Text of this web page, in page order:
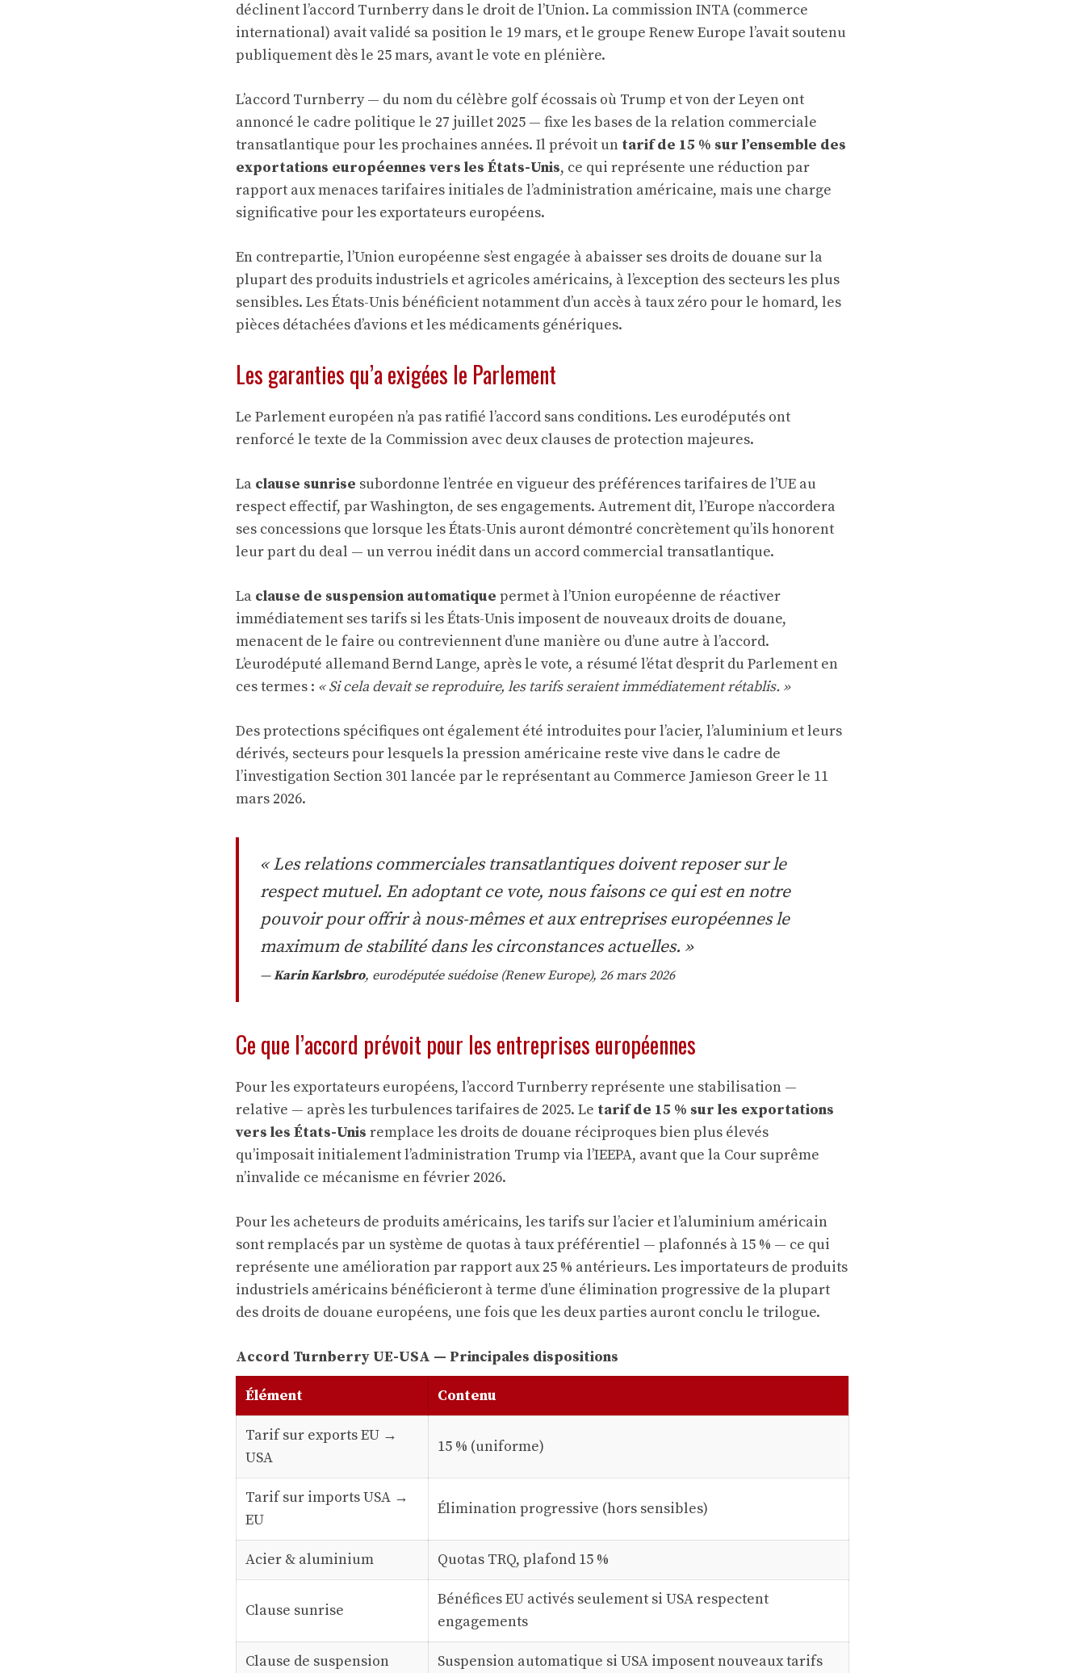
déclinent l’accord Turnberry dans le droit de l’Union. La commission INTA (commerce
international) avait validé sa position le 19 mars, et le groupe Renew Europe l’avait soutenu
publiquement dès le 25 mars, avant le vote en plénière.
L’accord Turnberry — du nom du célèbre golf écossais où Trump et von der Leyen ont
annoncé le cadre politique le 27 juillet 2025 — fixe les bases de la relation commerciale
transatlantique pour les prochaines années. Il prévoit un tarif de 15 % sur l’ensemble des
exportations européennes vers les États-Unis, ce qui représente une réduction par
rapport aux menaces tarifaires initiales de l’administration américaine, mais une charge
significative pour les exportateurs européens.
En contrepartie, l’Union européenne s’est engagée à abaisser ses droits de douane sur la
plupart des produits industriels et agricoles américains, à l’exception des secteurs les plus
sensibles. Les États-Unis bénéficient notamment d’un accès à taux zéro pour le homard, les
pièces détachées d’avions et les médicaments génériques.
Les garanties qu’a exigées le Parlement
Le Parlement européen n’a pas ratifié l’accord sans conditions. Les eurodéputés ont
renforcé le texte de la Commission avec deux clauses de protection majeures.
La clause sunrise subordonne l’entrée en vigueur des préférences tarifaires de l’UE au
respect effectif, par Washington, de ses engagements. Autrement dit, l’Europe n’accordera
ses concessions que lorsque les États-Unis auront démontré concrètement qu’ils honorent
leur part du deal — un verrou inédit dans un accord commercial transatlantique.
La clause de suspension automatique permet à l’Union européenne de réactiver
immédiatement ses tarifs si les États-Unis imposent de nouveaux droits de douane,
menacent de le faire ou contreviennent d’une manière ou d’une autre à l’accord.
L’eurodéputé allemand Bernd Lange, après le vote, a résumé l’état d’esprit du Parlement en
ces termes : « Si cela devait se reproduire, les tarifs seraient immédiatement rétablis. »
Des protections spécifiques ont également été introduites pour l’acier, l’aluminium et leurs
dérivés, secteurs pour lesquels la pression américaine reste vive dans le cadre de
l’investigation Section 301 lancée par le représentant au Commerce Jamieson Greer le 11
mars 2026.
« Les relations commerciales transatlantiques doivent reposer sur le
respect mutuel. En adoptant ce vote, nous faisons ce qui est en notre
pouvoir pour offrir à nous-mêmes et aux entreprises européennes le
maximum de stabilité dans les circonstances actuelles. »
—Karin Karlsbro, eurodéputée suédoise (Renew Europe), 26 mars 2026
Ce que l’accord prévoit pour les entreprises européennes
Pour les exportateurs européens, l’accord Turnberry représente une stabilisation —
relative — après les turbulences tarifaires de 2025. Le tarif de 15 % sur les exportations
vers les États-Unis remplace les droits de douane réciproques bien plus élevés
qu’imposait initialement l’administration Trump via l’IEEPA, avant que la Cour suprême
n’invalide ce mécanisme en février 2026.
Pour les acheteurs de produits américains, les tarifs sur l’acier et l’aluminium américain
sont remplacés par un système de quotas à taux préférentiel — plafonnés à 15 % — ce qui
représente une amélioration par rapport aux 25 % antérieurs. Les importateurs de produits
industriels américains bénéficieront à terme d’une élimination progressive de la plupart
des droits de douane européens, une fois que les deux parties auront conclu le trilogue.
Accord Turnberry UE-USA — Principales dispositions
Élément Contenu
Tarif sur exports EU →
USA
15 % (uniforme)
Tarif sur imports USA →
EU
Élimination progressive (hors sensibles)
Acier & aluminium Quotas TRQ, plafond 15 %
Clause sunrise
Bénéfices EU activés seulement si USA respectent
engagements
Clause de suspension Suspension automatique si USA imposent nouveaux tarifs